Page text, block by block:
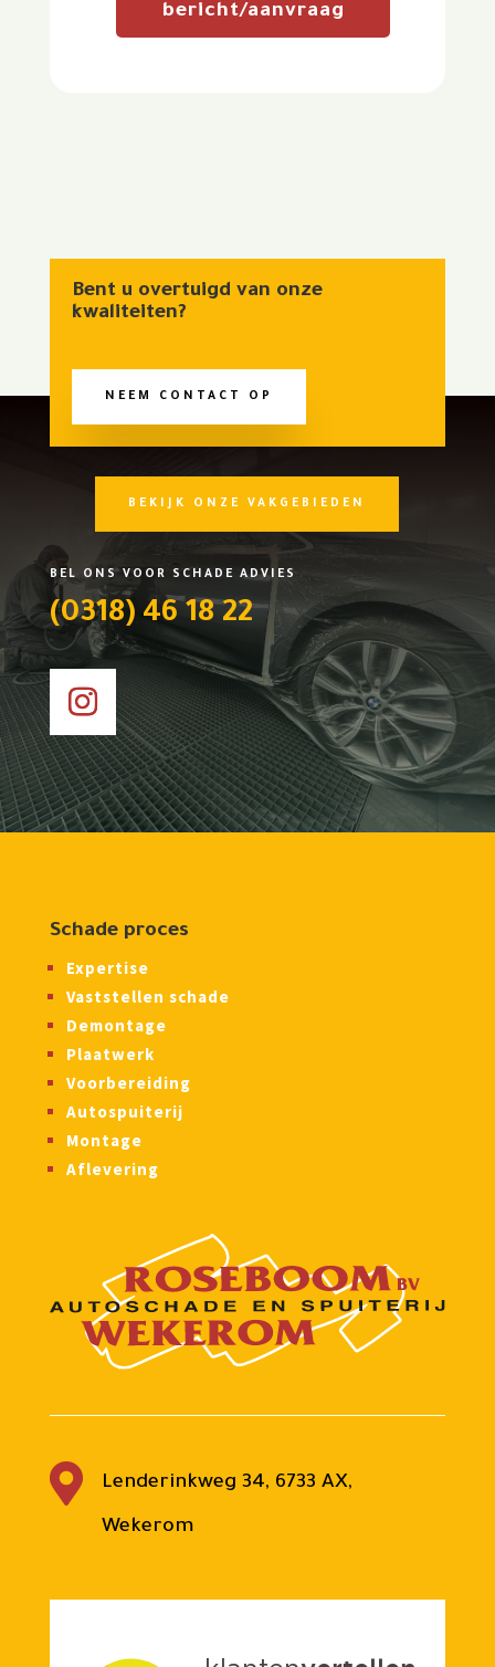
bericht/aanvraag
Bent u overtuigd van onze
kwaliteiten?
NEEM CONTACT OP
BEKIJK ONZE VAKGEBIEDEN
BEL ONS VOOR SCHADE ADVIES
(0318) 46 18 22
Schade proces
Expertise
Vaststellen schade
Demontage
Plaatwerk
Voorbereiding
Autospuiterij
Montage
Aflevering

Lenderinkweg 34, 6733 AX,
Wekerom